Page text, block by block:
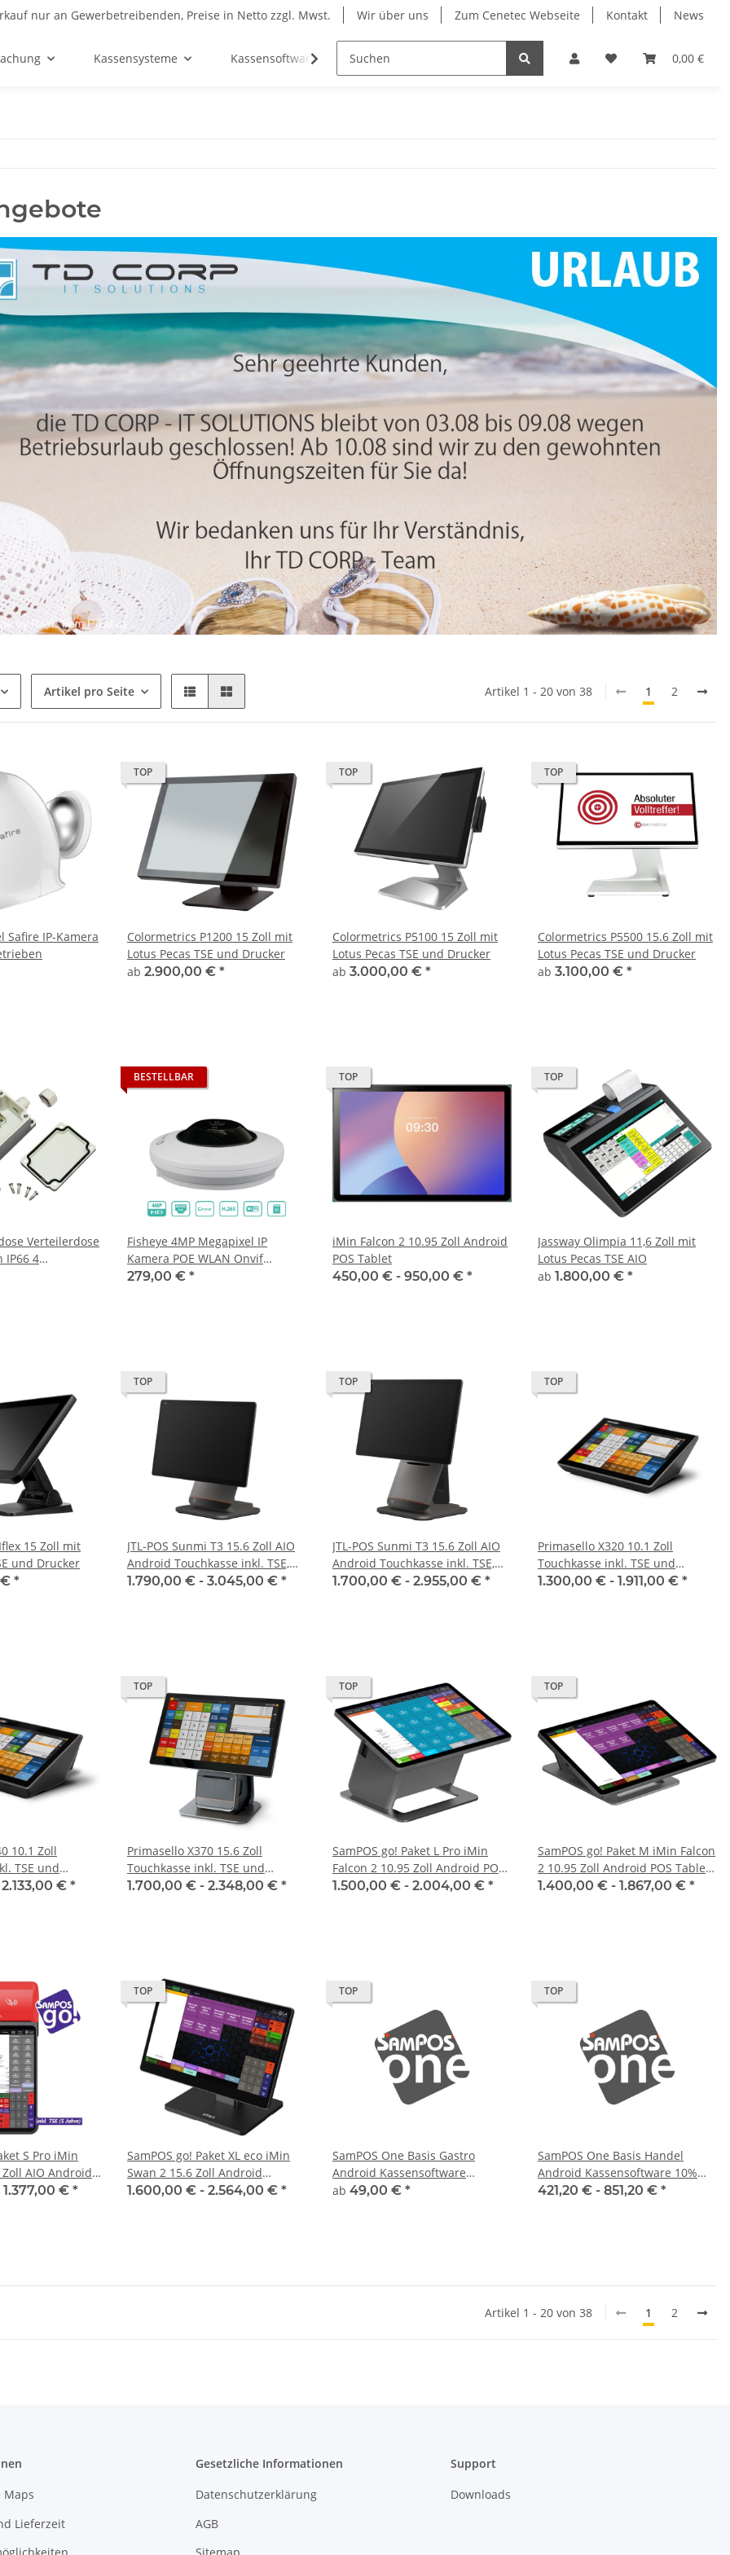
nur an Gewerbetreibenden, Preise in Netto zzgl. Mwst. Wir über uns Zum Cenetec Webseite Kontakt News
0,00 €
Kassensysteme Kassensoftware
Artikel pro Seite Artikel 1 - 20 von 38 1 2
Safire IP-Kamera
TOP
Colormetrics P1200 15 Zoll mit
Lotus Pecas TSE und Drucker
ab 2.900,00 € *
TOP
Colormetrics P5100 15 Zoll mit
Lotus Pecas TSE und Drucker
ab 3.000,00 € *
TOP
Colormetrics P5500 15.6 Zoll mit
Lotus Pecas TSE und Drucker
ab 3.100,00 € *
Verteilerdose
IP66 4
BESTELLBAR
Fisheye 4MP Megapixel IP
Kamera POE WLAN Onvif
Netzwerk SD-Karte 20m IR
279,00 € *
TOP
iMin Falcon 2 10.95 Zoll Android
POS Tablet
450,00 € - 950,00 € *
TOP
Jassway Olimpia 11,6 Zoll mit
Lotus Pecas TSE AIO
ab 1.800,00 € *
15 Zoll mit
und Drucker
*
TOP
JTL-POS Sunmi T3 15.6 Zoll AIO
Android Touchkasse inkl. TSE,
Drucker und Einrichtung
1.790,00 € - 3.045,00 € *
TOP
JTL-POS Sunmi T3 15.6 Zoll AIO
Android Touchkasse inkl. TSE,
integrierter Drucker und
1.700,00 € - 2.955,00 € *
TOP
Primasello X320 10.1 Zoll
Touchkasse inkl. TSE und
Einrichtung
1.300,00 € - 1.911,00 € *
10.1 Zoll
TSE und
2.133,00 € *
TOP
Primasello X370 15.6 Zoll
Touchkasse inkl. TSE und
Einrichtung
1.700,00 € - 2.348,00 € *
TOP
SamPOS go! Paket L Pro iMin
Falcon 2 10.95 Zoll Android POS
Tablet inkl. TSE, 80mm Drucker
1.500,00 € - 2.004,00 € *
TOP
SamPOS go! Paket M iMin Falcon
2 10.95 Zoll Android POS Tablet
inkl. TSE, 58mm Drucker Dock
1.400,00 € - 1.867,00 € *
S Pro iMin
TSE, Drucker
1.377,00 € *
TOP
SamPOS go! Paket XL eco iMin
Swan 2 15.6 Zoll Android
Touchkasse inkl. TSE, Drucker
1.600,00 € - 2.564,00 € *
TOP
SamPOS One Basis Gastro
Android Kassensoftware
Jahreslizenz mit monatlichen
ab 49,00 € *
TOP
SamPOS One Basis Handel
Android Kassensoftware 10%
Rabatt auf Jahreslizenz
421,20 € - 851,20 € *
Artikel 1 - 20 von 38 1 2
Maps
Lieferzeit
Gesetzliche Informationen
Datenschutzerklärung
AGB
Support
Downloads